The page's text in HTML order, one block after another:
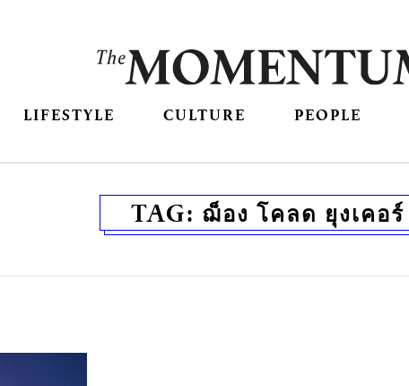
LIFESTYLE CULTURE PEOPLE
TAG: ฌ็อง โคลด ยุงเคอร์